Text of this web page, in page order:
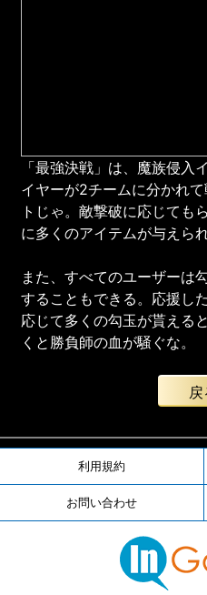
「最強決戦」は、魔族侵入
イヤーが2チームに分かれ
トじゃ。敵撃破に応じても
に多くのアイテムが与えら
また、すべてのユーザーは
することもできる。応援し
応じて多くの勾玉が貰える
くと勝負師の血が騒ぐな。
戻
利用規約
お問い合わせ